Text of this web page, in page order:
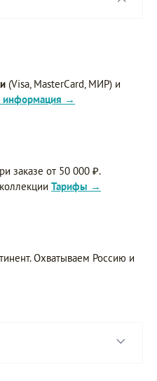
(Visa, MasterCard, МИР) и
информация →
заказе от 50 000 ₽.
Тарифы →
Охватываем Россию и